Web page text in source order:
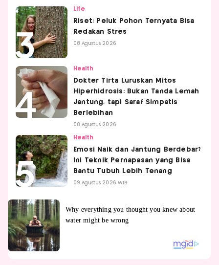
Life
Riset: Peluk Pohon Ternyata Bisa
Redakan Stres
08 Agustus 2026
Health
Dokter Tirta Luruskan Mitos
Hiperhidrosis: Bukan Tanda Lemah
Jantung, tapi Saraf Simpatis
Berlebihan
08 Agustus 2026
Health
Emosi Naik dan Jantung Berdebar?
Ini Teknik Pernapasan yang Bisa
Bantu Tubuh Lebih Tenang
09 Agustus 2026 WIB